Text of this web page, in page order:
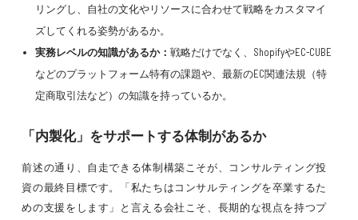
リングし、自社の文化やリソースに合わせて戦略をカスタマイ
ズしてくれる姿勢があるか。
実務レベルの知識があるか： 戦略だけでなく、ShopifyやEC-CUBE
などのプラットフォーム特有の課題や、最新のEC関連法規（特
定商取引法など）の知識を持っているか。
「内製化」をサポートする体制があるか
前述の通り、自走できる体制構築こそが、コンサルティング投
資の最終目標です。「私たちはコンサルティングを卒業するた
めの支援をします」と言える会社こそ、長期的な視点を持つプ